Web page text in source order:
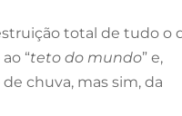
total de tudo o
“teto do mundo” e,
chuva, mas sim, da